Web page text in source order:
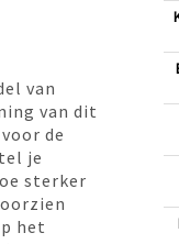
van
van dit
de
je
sterker
het